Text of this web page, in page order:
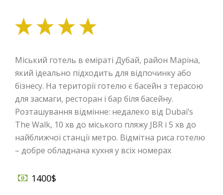
Міський готель в еміраті Дубай, район Маріна,
який ідеально підходить для відпочинку або
бізнесу. На території готелю є басейн з терасою
для засмаги, ресторан і бар біля басейну.
Розташування відмінне: недалеко від Dubai’s
The Walk, 10 хв до міського пляжу JBR і 5 хв до
найближчої станції метро. Відмітна риса готелю
– добре обладнана кухня у всіх номерах
1400$